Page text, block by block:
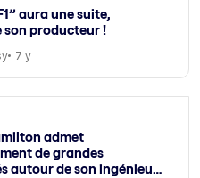
aura une suite,
producteur !
7 y
admet
de grandes
autour de son ingénieur